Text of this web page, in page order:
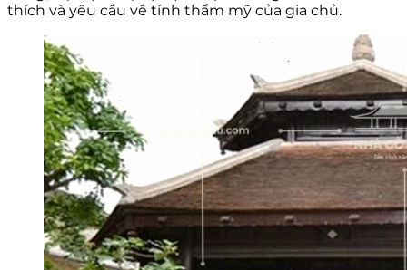
thích và yêu cầu về tính thẩm mỹ của gia chủ.